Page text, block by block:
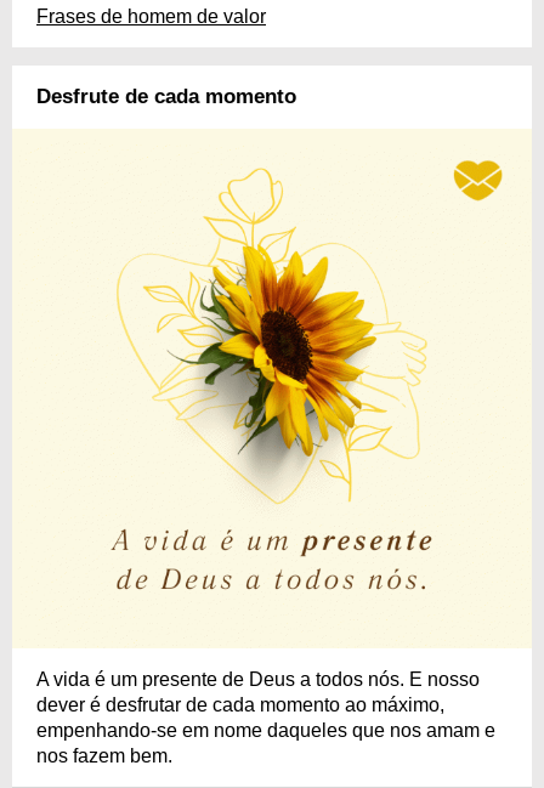
Frases de homem de valor
Desfrute de cada momento
A vida é um presente de Deus a todos nós. E nosso
dever é desfrutar de cada momento ao máximo,
empenhando-se em nome daqueles que nos amam e
nos fazem bem.